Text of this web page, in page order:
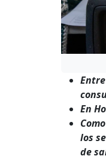
En
los
de